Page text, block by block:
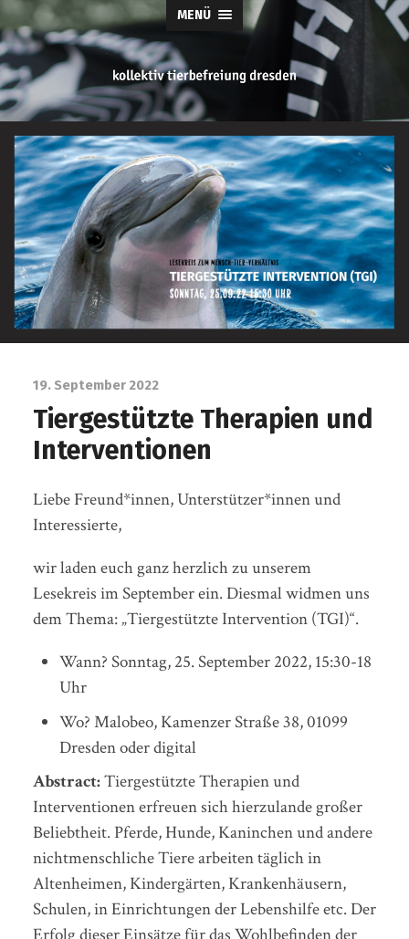
MENÜ
tierbefreiung
dresden
19. September 2022
Tiergestützte Therapien und
Interventionen
Liebe Freund*innen, Unterstützer*innen und
Interessierte,
wir laden euch ganz herzlich zu unserem
Lesekreis im September ein. Diesmal widmen uns
dem Thema: „Tiergestützte Intervention (TGI)“.
Wann? Sonntag, 25. September 2022, 15:30-18
Uhr
Wo? Malobeo, Kamenzer Straße 38, 01099
Dresden oder digital
Abstract:Tiergestützte Therapien und
Interventionen erfreuen sich hierzulande großer
Beliebtheit. Pferde, Hunde, Kaninchen und andere
nichtmenschliche Tiere arbeiten täglich in
Altenheimen, Kindergärten, Krankenhäusern,
Schulen, in Einrichtungen der Lebenshilfe etc. Der